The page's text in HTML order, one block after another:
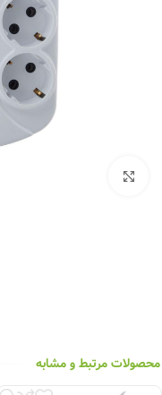
محصولات مرتبط و مشابه